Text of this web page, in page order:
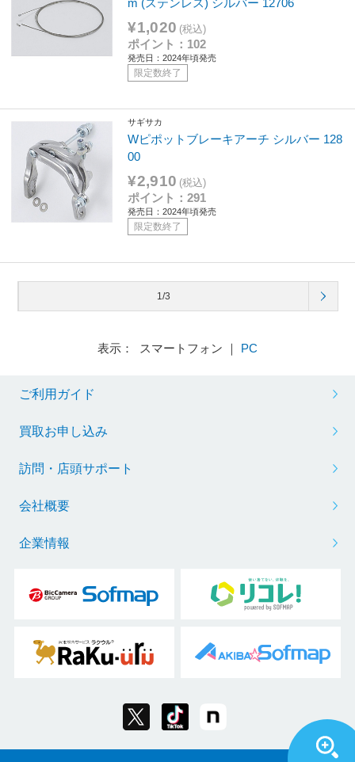
m (ステンレス) シルバー 12706
¥1,020 (税込)
ポイント：102
発売日：2024年頃発売
限定数終了
サギサカ
Wピポットブレーキアーチ シルバー 128
00
¥2,910 (税込)
ポイント：291
発売日：2024年頃発売
限定数終了
1/3
表示： スマートフォン ｜ PC
ご利用ガイド
買取お申し込み
訪問・店頭サポート
会社概要
企業情報